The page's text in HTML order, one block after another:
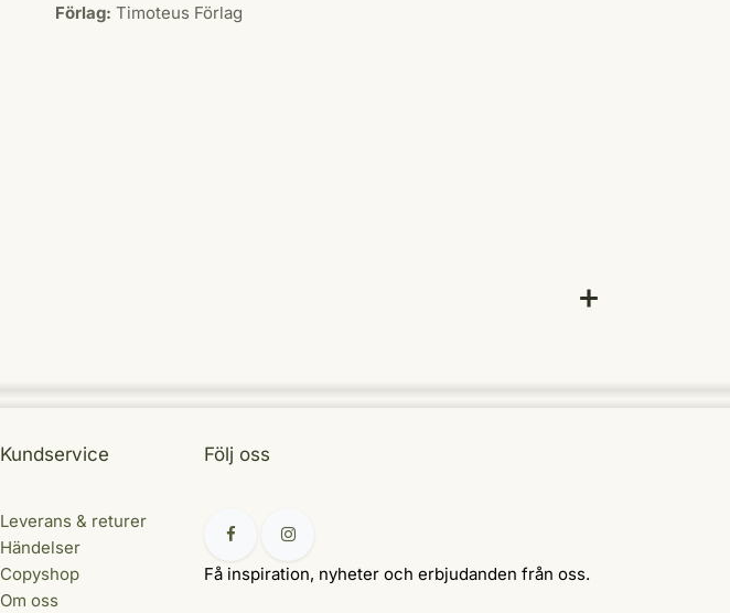
Förlag: Timoteus Förlag
Kundservice
Leverans & returer
Händelser
Copyshop
Om oss
Följ oss
Få inspiration, nyheter och erbjudanden från oss.